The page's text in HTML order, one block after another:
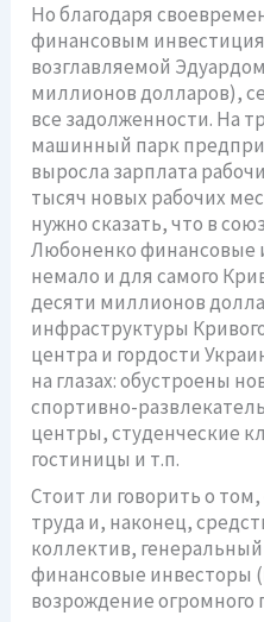
Но благодаря
финансовым
возглавляемой
миллионов долларов),
все задолженности. На
машинный парк
выросла зарплата
тысяч новых рабочих
нужно сказать, что в
Любоненко финансовые
немало и для самого
десяти миллионов
инфраструктуры
центра и гордости
на глазах: обустроены
спортивно-
центры, студенческие
гостиницы и т.п.
Стоит ли говорить о
труда и, наконец,
коллектив,
финансовые инвесторы
возрождение огромного